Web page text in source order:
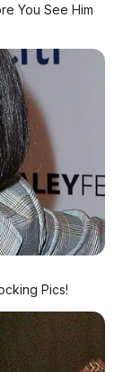
lock.
You See Him
Pics!